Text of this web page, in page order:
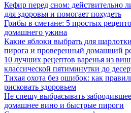
Кефир перед сном: действительно
для здоровья и помогает похудеть
Грибы в сметане: 5 простых
домашнего ужина
Какие яблоки выбрать для
пирога и проверенный домашний
10 лучших рецептов варенья из
классической пятиминутки до
Тихая охота без ошибок: как
рисковать здоровьем
Не спешу выбрасывать
домашнее вино и быстрые пироги